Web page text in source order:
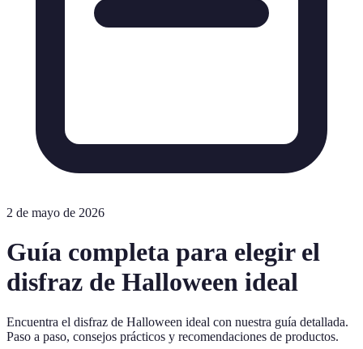
2 de mayo de 2026
Guía completa para elegir el
disfraz de Halloween ideal
Encuentra el disfraz de Halloween ideal con nuestra guía detallada.
Paso a paso, consejos prácticos y recomendaciones de productos.